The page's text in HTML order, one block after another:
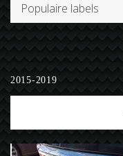
Populaire labels
2015-2019